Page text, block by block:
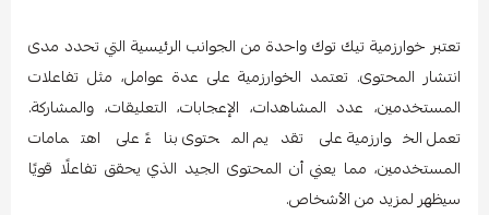
تعتبر خوارزمية تيك توك واحدة من الجوانب الرئيسية التي تحدد مدى
انتشار المحتوى. تعتمد الخوارزمية على عدة عوامل، مثل تفاعلات
المستخدمين، عدد المشاهدات، الإعجابات، التعليقات، والمشاركة.
تعمل الخوارزمية على تقديم المحتوى بناءً على اهتمامات
المستخدمين، مما يعني أن المحتوى الجيد الذي يحقق تفاعلًا قويًا
سيظهر لمزيد من الأشخاص.